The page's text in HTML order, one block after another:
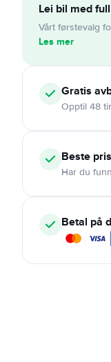
Lei bil med
Vårt førstevalg
Les mer
Gratis
Opptil 48
Beste
Har du
Betal på